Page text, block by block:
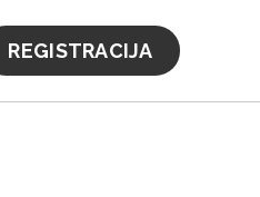
REGISTRACIJA